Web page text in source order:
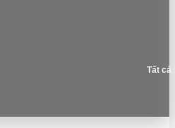
Tất cả